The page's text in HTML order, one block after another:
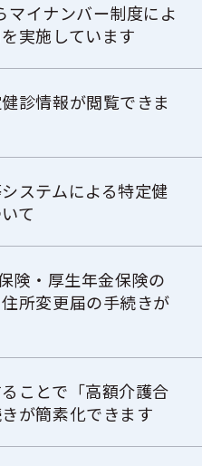
イナンバー制度によ
実施しています
診情報が閲覧できま
ステムによる特定健
て
険・厚生年金保険の
所変更届の手続きが
ことで「高額介護合
が簡素化できます